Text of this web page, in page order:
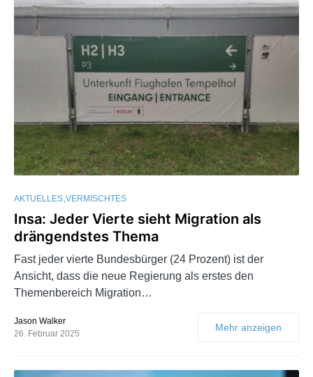
AKTUELLES VERMISCHTES
Insa: Jeder Vierte sieht Migration als
drängendstes Thema
Fast jeder vierte Bundesbürger (24 Prozent) ist der
Ansicht, dass die neue Regierung als erstes den
Themenbereich Migration…
Jason Walker
26. Februar 2025
Mehr anzeigen